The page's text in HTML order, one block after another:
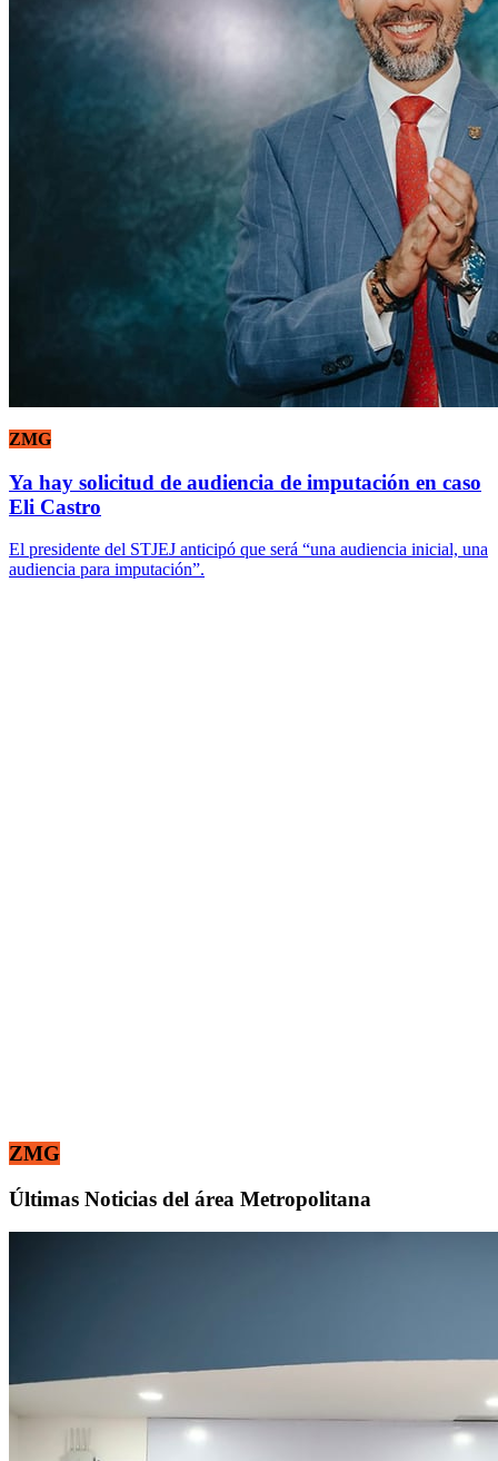
ZMG
Ya hay solicitud de audiencia de imputación en caso
Eli Castro
El presidente del STJEJ anticipó que será “una audiencia inicial, una
audiencia para imputación”.
ZMG
Últimas Noticias del área Metropolitana